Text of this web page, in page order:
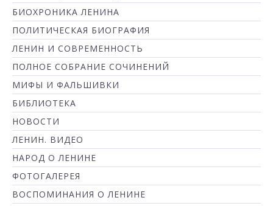
БИОХРОНИКА ЛЕНИНА
ПОЛИТИЧЕСКАЯ БИОГРАФИЯ
ЛЕНИН И СОВРЕМЕННОСТЬ
ПОЛНОЕ СОБРАНИЕ СОЧИНЕНИЙ
МИФЫ И ФАЛЬШИВКИ
БИБЛИОТЕКА
НОВОСТИ
ЛЕНИН. ВИДЕО
НАРОД О ЛЕНИНЕ
ФОТОГАЛЕРЕЯ
ВОСПОМИНАНИЯ О ЛЕНИНЕ